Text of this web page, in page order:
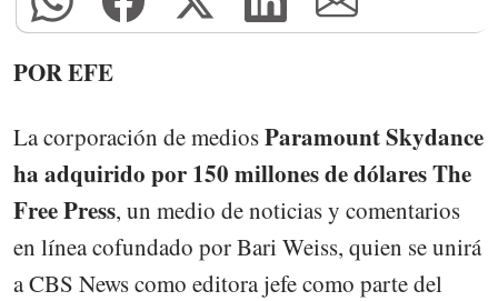
POR EFE
La corporación de mediosParamount Skydance
ha adquirido por 150 millones de dólares The
Free Press, un medio de noticias y comentarios
en línea cofundado por Bari Weiss, quien se unirá
a CBS News como editora jefe como parte del